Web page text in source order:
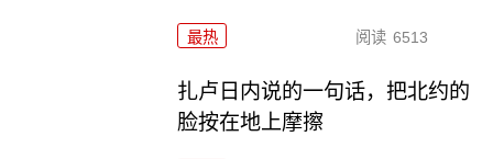
最热 阅读 6513
扎卢日内说的一句话，把北约的
脸按在地上摩擦